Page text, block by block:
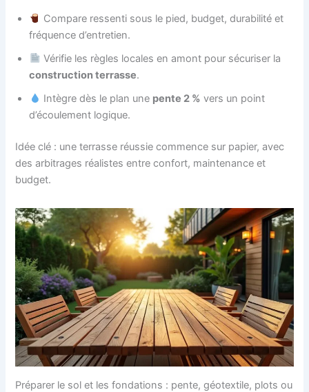
Compare ressenti sous le pied, budget, durabilité et
fréquence d’entretien.
Vérifie les règles locales en amont pour sécuriser la
construction terrasse.
Intègre dès le plan une pente 2 % vers un point
d’écoulement logique.
Idée clé : une terrasse réussie commence sur papier, avec
des arbitrages réalistes entre confort, maintenance et
budget.
Préparer le sol et les fondations : pente, géotextile, plots ou